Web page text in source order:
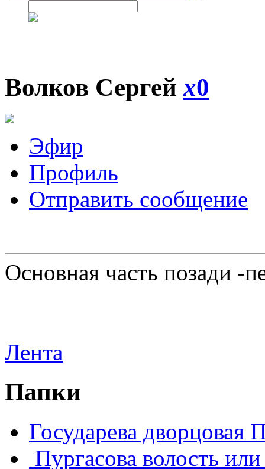
Волков Сергейx0
Эфир
Профиль
Отправить сообщение
Основная часть позади -
Лента
Папки
Государева дворцовая
Пургасова волость